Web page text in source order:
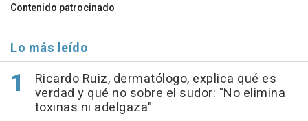
Contenido patrocinado
Lo más leído
Ricardo Ruiz, dermatólogo, explica qué es
verdad y qué no sobre el sudor: "No elimina
toxinas ni adelgaza"